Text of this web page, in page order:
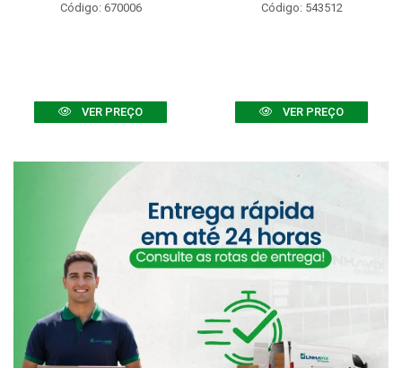
Código: 670006
VER PREÇO
Código: 543512
VER PREÇO